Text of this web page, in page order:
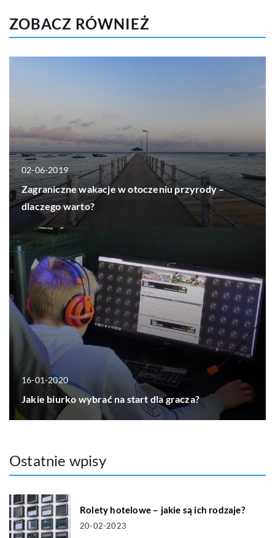
ZOBACZ RÓWNIEŻ
02-06-2019
Zagraniczne wakacje w otoczeniu przyrody –
dlaczego warto?
16-01-2020
Jakie biurko wybrać na start dla gracza?
Ostatnie wpisy
Rolety hotelowe – jakie są ich rodzaje?
20-02-2023